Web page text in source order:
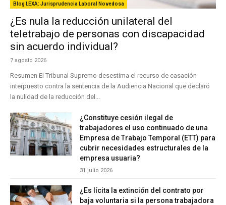
Blog LEXA: Jurisprudencia Laboral Novedosa
¿Es nula la reducción unilateral del
teletrabajo de personas con discapacidad
sin acuerdo individual?
7 agosto 2026
Resumen El Tribunal Supremo desestima el recurso de casación
interpuesto contra la sentencia de la Audiencia Nacional que declaró
la nulidad de la reducción del...
¿Constituye cesión ilegal de
trabajadores el uso continuado de una
Empresa de Trabajo Temporal (ETT) para
cubrir necesidades estructurales de la
empresa usuaria?
31 julio 2026
¿Es lícita la extinción del contrato por
baja voluntaria si la persona trabajadora